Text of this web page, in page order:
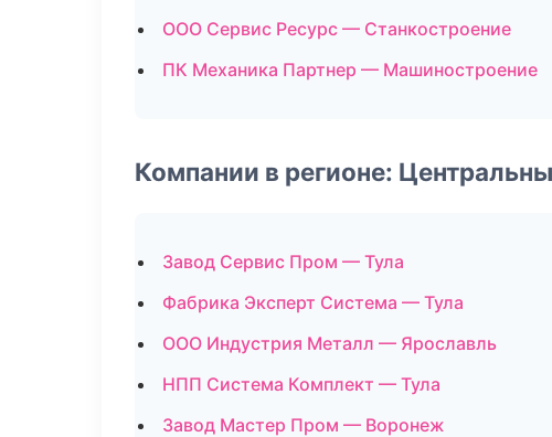
ООО Сервис Ресурс — Станкостроение
ПК Механика Партнер — Машиностроение
Компании в регионе:
Завод Сервис Пром — Тула
Фабрика Эксперт Система — Тула
ООО Индустрия Металл — Ярославль
НПП Система Комплект — Тула
Завод Мастер Пром — Воронеж